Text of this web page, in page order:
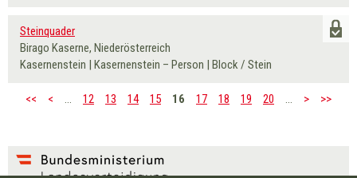
Steinquader
Birago Kaserne, Niederösterreich
Kasernenstein | Kasernenstein – Person | Block / Stein
12 13 14 15 16 17 18 19 20